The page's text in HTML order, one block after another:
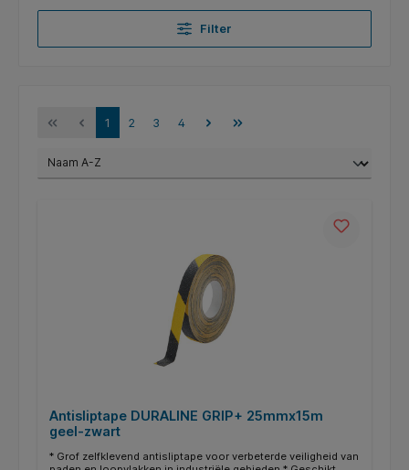
Filter
1 2 3 4
Antisliptape DURALINE GRIP+ 25mmx15m
geel-zwart
* Grof zelfklevend antisliptape voor verbeterde veiligheid van